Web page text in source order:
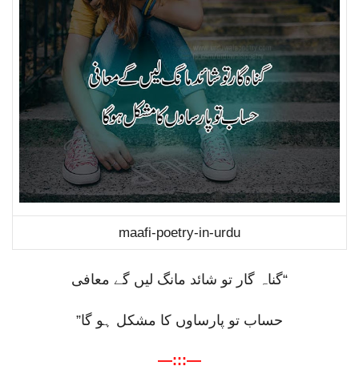
maafi-poetry-in-urdu
“گناہ گار تو شائد مانگ لیں گے معافی
حساب تو پارساوں کا مشکل ہو گا”
—:::—